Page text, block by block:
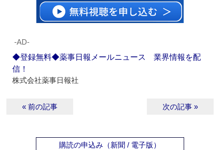
‐AD‐
◆登録無料◆薬事日報メールニュース 業界情報を配
信！
株式会社薬事日報社
« 前の記事 次の記事 »
購読の申込み（新聞 / 電子版）